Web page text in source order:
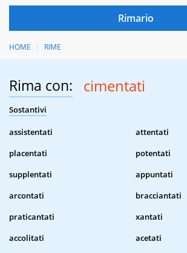
HOME RIME
Rima con: cimentati
Sostantivi
assistentati
attentati
placentati
potentati
supplentati
appuntati
arcontati
bracciantati
praticantati
xantati
accolitati
acetati